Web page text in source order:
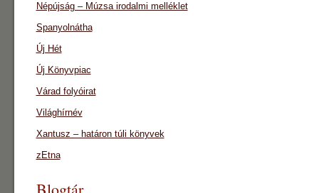
Népújság – Múzsa irodalmi melléklet
Spanyolnátha
Új Hét
Új Könyvpiac
Várad folyóirat
Világhírnév
Xantusz – határon túli könyvek
zEtna